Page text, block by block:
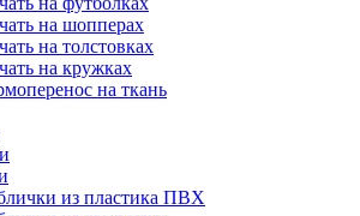
на шопперах
на толстовках
на кружках
на ткань
из пластика ПВХ